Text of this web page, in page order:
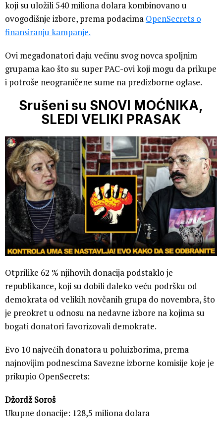
koji su uložili 540 miliona dolara kombinovano u
ovogodišnje izbore, prema podacima OpenSecrets o
finansiranju kampanje.
Ovi megadonatori daju većinu svog novca spoljnim
grupama kao što su super PAC-ovi koji mogu da prikupe
i potroše neograničene sume na predizborne oglase.
Srušeni su SNOVI MOĆNIKA,
SLEDI VELIKI PRASAK
Otprilike 62 % njihovih donacija podstaklo je
republikance, koji su dobili daleko veću podršku od
demokrata od velikih novčanih grupa do novembra, što
je preokret u odnosu na nedavne izbore na kojima su
bogati donatori favorizovali demokrate.
Evo 10 najvećih donatora u poluizborima, prema
najnovijim podnescima Savezne izborne komisije koje je
prikupio OpenSecrets:
Džordž Soroš
Ukupne donacije: 128,5 miliona dolara